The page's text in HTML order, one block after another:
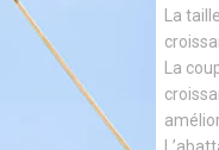
La
La